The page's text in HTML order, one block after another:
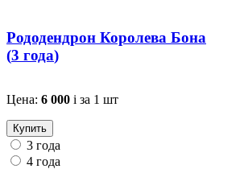
Рододендрон Королева Бона
(3 года)
Цена: 6 000 i за 1 шт
Купить
3 года
4 года